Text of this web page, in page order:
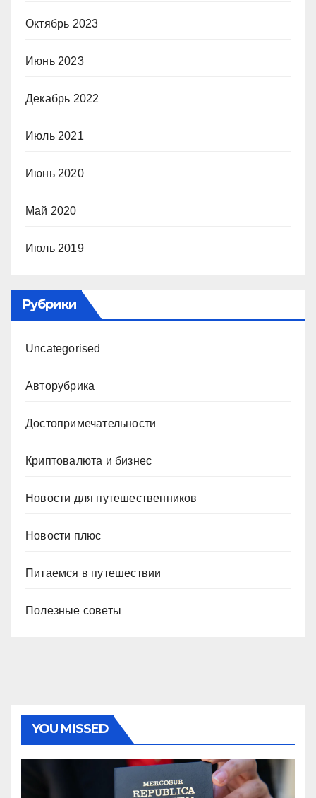
Октябрь 2023
Июнь 2023
Декабрь 2022
Июль 2021
Июнь 2020
Май 2020
Июль 2019
Рубрики
Uncategorised
Авторубрика
Достопримечательности
Криптовалюта и бизнес
Новости для путешественников
Новости плюс
Питаемся в путешествии
Полезные советы
YOU MISSED